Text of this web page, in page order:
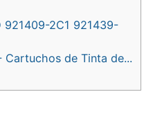
921409-2C1 921439-
Cartuchos de Tinta de...